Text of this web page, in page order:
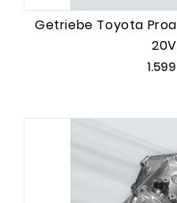
Getriebe Toyota